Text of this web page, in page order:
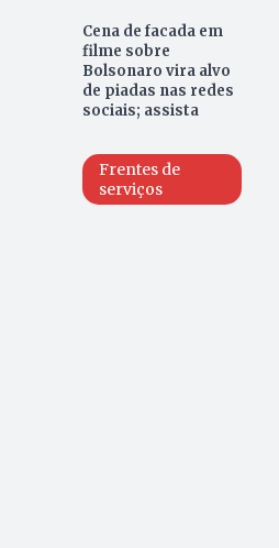
Cena de facada em
filme sobre
Bolsonaro vira alvo
de piadas nas redes
sociais; assista
Frentes de
serviços